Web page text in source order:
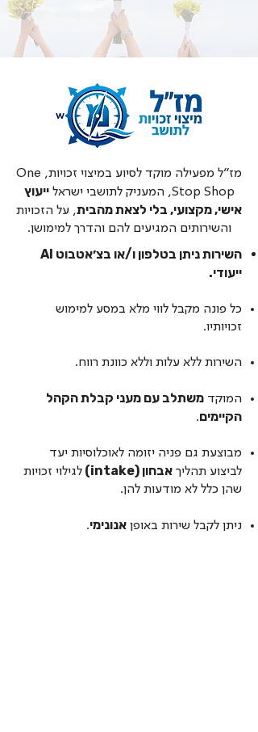
מז״ל מפעילה מוקד לסיוע במיצוי זכויות, One
Stop Shop, המעניק לתושבי ישראל
ייעוץ
אישי, מקצועי, בלי לצאת מהבית, על הזכויות
והשירותים המגיעים להם והדרך למימושן.
השירות ניתן בטלפון ו/או בצ׳אטבוט AI
ייעודי.
כל פונה מקבל לווי מלא במסע למימוש
זכויותיו.
השירות ללא עלות וללא כוונת רווח.
המוקד משתלב עם מעני קבלת הקהל
הקיימים.
מבוצעת גם פניה יזומה לאוכלוסיות יעד
לביצוע תהליך אבחון (intake)
לגילוי זכויות
שהן כלל לא מודעות להן.
ניתן לקבל שירות באופן אנונימי.